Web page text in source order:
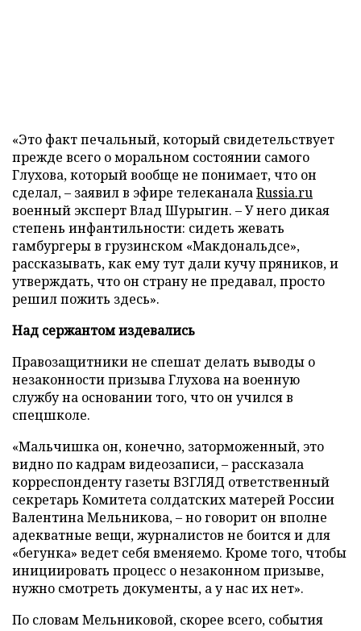
«Это факт печальный, который свидетельствует
прежде всего о моральном состоянии самого
Глухова, который вообще не понимает, что он
сделал, – заявил в эфире телеканалаRussia.ru
военный эксперт Влад Шурыгин. – У него дикая
степень инфантильности: сидеть жевать
гамбургеры в грузинском «Макдональдсе»,
рассказывать, как ему тут дали кучу пряников, и
утверждать, что он страну не предавал, просто
решил пожить здесь».
Над сержантом издевались
Правозащитники не спешат делать выводы о
незаконности призыва Глухова на военную
службу на основании того, что он учился в
спецшколе.
«Мальчишка он, конечно, заторможенный, это
видно по кадрам видеозаписи, – рассказала
корреспонденту газеты ВЗГЛЯД ответственный
секретарь Комитета солдатских матерей России
Валентина Мельникова, – но говорит он вполне
адекватные вещи, журналистов не боится и для
«бегунка» ведет себя вменяемо. Кроме того, чтобы
инициировать процесс о незаконном призыве,
нужно смотреть документы, а у нас их нет».
По словам Мельниковой, скорее всего, события